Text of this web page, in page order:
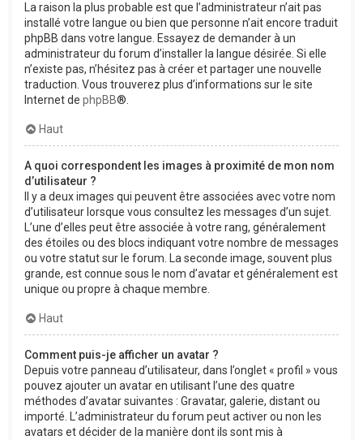
La raison la plus probable est que l’administrateur n’ait pas
installé votre langue ou bien que personne n’ait encore traduit
phpBB dans votre langue. Essayez de demander à un
administrateur du forum d’installer la langue désirée. Si elle
n’existe pas, n’hésitez pas à créer et partager une nouvelle
traduction. Vous trouverez plus d’informations sur le site
Internet de phpBB®.
Haut
A quoi correspondent les images à proximité de mon nom
d’utilisateur ?
Il y a deux images qui peuvent être associées avec votre nom
d’utilisateur lorsque vous consultez les messages d’un sujet.
L’une d’elles peut être associée à votre rang, généralement
des étoiles ou des blocs indiquant votre nombre de messages
ou votre statut sur le forum. La seconde image, souvent plus
grande, est connue sous le nom d’avatar et généralement est
unique ou propre à chaque membre.
Haut
Comment puis-je afficher un avatar ?
Depuis votre panneau d’utilisateur, dans l’onglet « profil » vous
pouvez ajouter un avatar en utilisant l’une des quatre
méthodes d’avatar suivantes : Gravatar, galerie, distant ou
importé. L’administrateur du forum peut activer ou non les
avatars et décider de la manière dont ils sont mis à